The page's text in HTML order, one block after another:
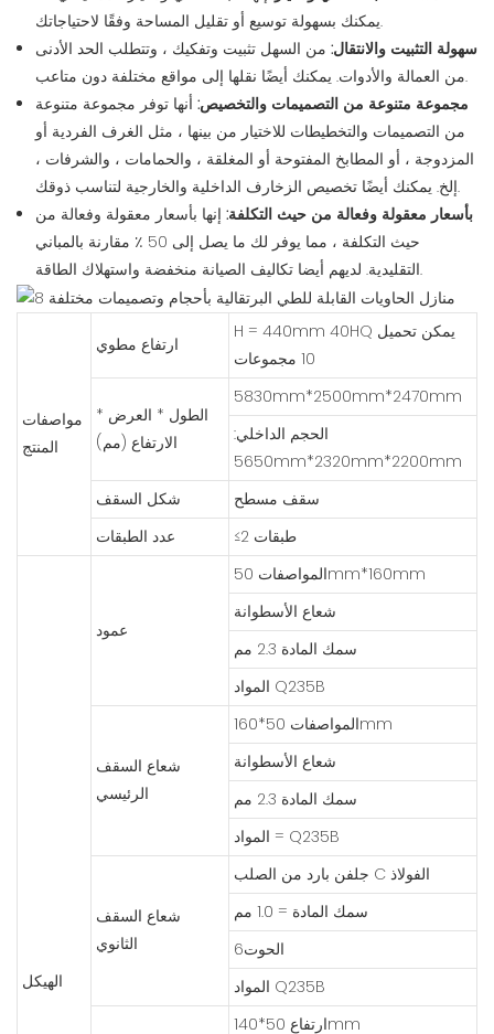
يمكنك بسهولة توسيع أو تقليل المساحة وفقًا لاحتياجاتك.
سهولة التثبيت والانتقال: من السهل تثبيت وتفكيك ، وتتطلب الحد الأدنى
من العمالة والأدوات. يمكنك أيضًا نقلها إلى مواقع مختلفة دون متاعب.
مجموعة متنوعة من التصميمات والتخصيص: أنها توفر مجموعة متنوعة
من التصميمات والتخطيطات للاختيار من بينها ، مثل الغرف الفردية أو
المزدوجة ، أو المطابخ المفتوحة أو المغلقة ، والحمامات ، والشرفات ،
إلخ. يمكنك أيضًا تخصيص الزخارف الداخلية والخارجية لتناسب ذوقك.
بأسعار معقولة وفعالة من حيث التكلفة: إنها بأسعار معقولة وفعالة من
حيث التكلفة ، مما يوفر لك ما يصل إلى 50 ٪ مقارنة بالمباني
التقليدية. لديهم أيضا تكاليف الصيانة منخفضة واستهلاك الطاقة.
مواصفات
المنتج
ارتفاع مطوي
H = 440mm 40HQ يمكن تحميل
10 مجموعات
الطول * العرض *
الارتفاع (مم)
5830mm*2500mm*2470mm
الحجم الداخلي:
5650mm*2320mm*2200mm
شكل السقف
سقف مسطح
عدد الطبقات
≤2 طبقات
الهيكل
عمود
المواصفات 50mm*160mm
شعاع الأسطوانة
سمك المادة 2.3 مم
المواد Q235B
شعاع السقف
الرئيسي
المواصفات 50*160mm
شعاع الأسطوانة
سمك المادة 2.3 مم
المواد = Q235B
شعاع السقف
الثانوي
جلفن بارد من الصلب C الفولاذ
سمك المادة = 1.0 مم
الحوت6
المواد Q235B
ارتفاع 50*140mm